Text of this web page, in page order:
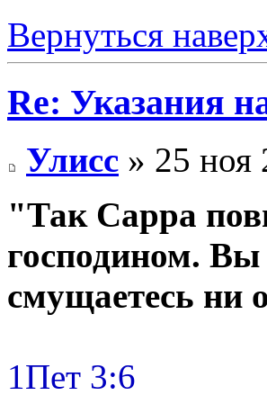
Вернуться
Re: Указания
Улисс » 25 ноя
"Так Сарра
господином. Вы
смущаетесь ни
1Пет 3:6